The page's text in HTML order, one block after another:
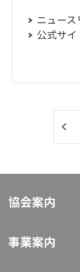
ニュース
公式サイ
協会案内
事業案内